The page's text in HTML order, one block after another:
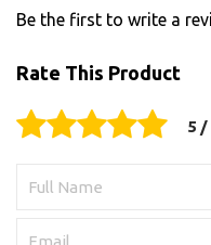
Be the first to write a
Rate This Product